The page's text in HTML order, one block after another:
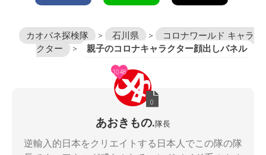
カオパネ探検隊 > 石川県 >
コロナワールド キャラ
クター
> 親子のコロナキャラクター顔出しパネル
0
1048
あおきもの.隊長
逆輸入的日本をクリエイトする日本人でこの隊の隊